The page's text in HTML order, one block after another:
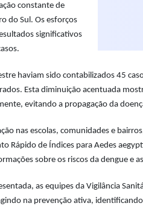
constante de
do Sul. Os esforços
significativos
haviam sido contabilizados 45
Esta diminuição acentuada
evitando a propagação da
nas escolas, comunidades e
Rápido de Índices para Aedes
sobre os riscos da dengue e
as equipes da Vigilância
na prevenção ativa,